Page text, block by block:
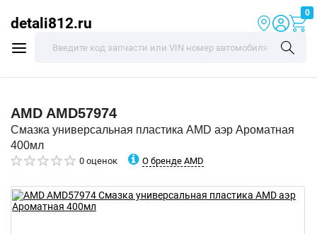
detali812.ru
0
AMD AMD57974
Смазка универсальная пластика AMD аэр Ароматная
400мл
0 оценок О бренде AMD